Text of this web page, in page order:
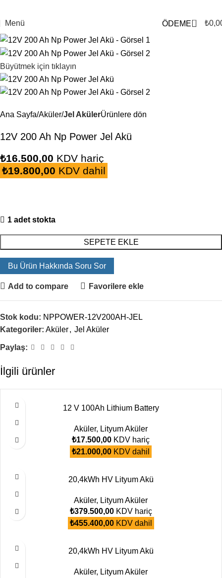
Menü ÖDEME 0 ₺
Büyütmek için tıklayın
Ana Sayfa Aküler Jel AkülerÜrünlere dön
12V 200 Ah Np Power Jel Akü
₺16.500,00 KDV hariç
₺19.800,00 KDV dahil
1 adet stokta
SEPETE EKLE
Bu Ürün Hakkında Soru Sor
Add to compare Favorilere ekle
Stok kodu: NPPOWER-12V200AH-JEL
Kategoriler: Aküler, Jel Aküler
Paylaş:
İlgili ürünler
12 V 100Ah Lithium Battery
Aküler, Lityum Aküler
₺17.500,00 KDV hariç
₺21.000,00 KDV dahil
20,4kWh HV Lityum Akü
Aküler, Lityum Aküler
₺379.500,00KDV hariç
₺455.400,00KDV dahil
20,4kWh HV Lityum Akü
Aküler, Lityum Aküler